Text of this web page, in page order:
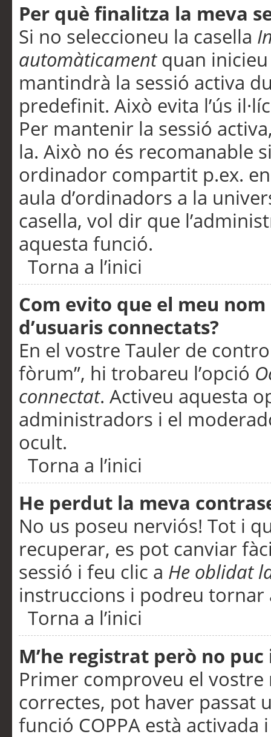
Per què finalitza la meva
Si no seleccioneu la casella
automàticamentquan inicieu
mantindrà la sessió activa
predefinit. Això evita l’ús
Per mantenir la sessió
la. Això no és recomanable
ordinador compartit p.ex.
aula d’ordinadors a la
casella, vol dir que
aquesta funció.
Torna a l’inici
Com evito que el meu
d’usuaris connectats?
En el vostre Tauler de
fòrum”, hi trobareu l’opció
connectat. Activeu aquesta
administradors i el
ocult.
Torna a l’inici
He perdut la meva
No us poseu nerviós! Tot i
recuperar, es pot canviar
sessió i feu clic a He oblidat
instruccions i podreu tornar
Torna a l’inici
M’he registrat però no
Primer comproveu el vostre
correctes, pot haver passat
funció COPPA està